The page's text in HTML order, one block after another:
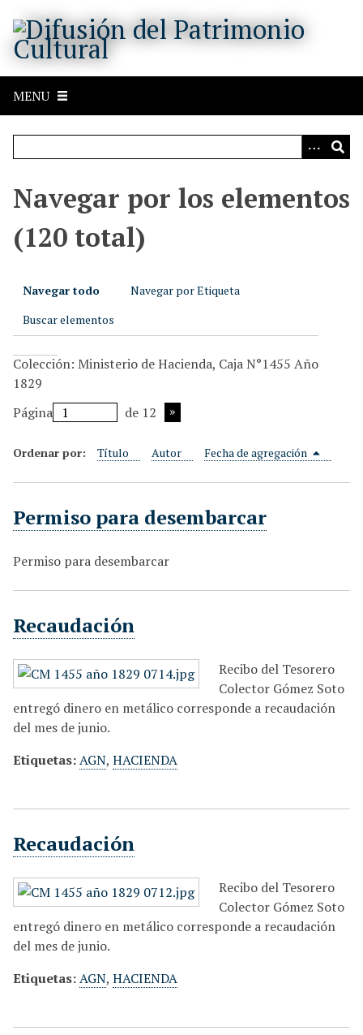
MENU
Navegar por los elementos
(120 total)
Navegar todo
Navegar por Etiqueta
Buscar elementos
Colección: Ministerio de Hacienda, Caja N°1455 Año
1829
Página
de 12
Ordenar por: Título Autor Fecha de agregación
Permiso para desembarcar
Permiso para desembarcar
Recaudación
Recibo del Tesorero
Colector Gómez Soto
entregó dinero en metálico corresponde a recaudación
del mes de junio.
Etiquetas:AGN, HACIENDA
Recaudación
Recibo del Tesorero
Colector Gómez Soto
entregó dinero en metálico corresponde a recaudación
del mes de junio.
Etiquetas:AGN, HACIENDA